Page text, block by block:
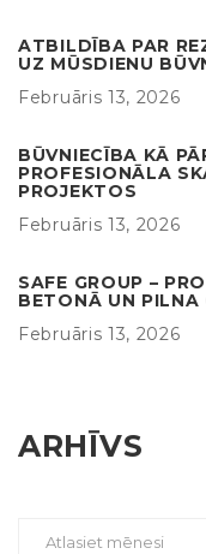
ATBILDĪBA PAR
UZ MŪSDIENU
Februāris 13, 2026
BŪVNIECĪBA KĀ
PROFESIONĀLA
PROJEKTOS
Februāris 13, 2026
SAFE GROUP –
BETONĀ UN
Februāris 13, 2026
ARHĪVS